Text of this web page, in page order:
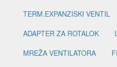
TERM.EXPANZISKI VENTIL
ADAPTER ZA ROTALOK
MREŽA VENTILATORA